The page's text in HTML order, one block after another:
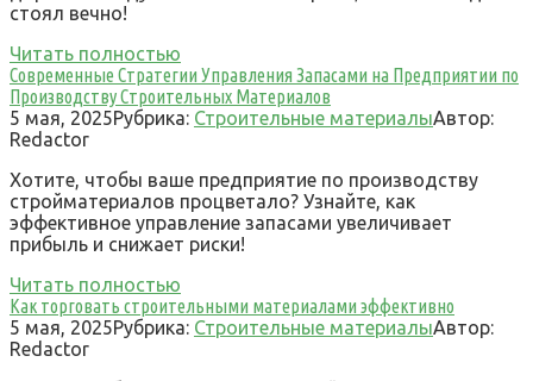
стоял вечно!
Читать полностью
Современные Стратегии Управления Запасами на Предприятии по
Производству Строительных Материалов
5 мая, 2025Рубрика: Строительные материалыАвтор:
Redactor
Хотите, чтобы ваше предприятие по производству
стройматериалов процветало? Узнайте, как
эффективное управление запасами увеличивает
прибыль и снижает риски!
Читать полностью
Как торговать строительными материалами эффективно
5 мая, 2025Рубрика: Строительные материалыАвтор:
Redactor